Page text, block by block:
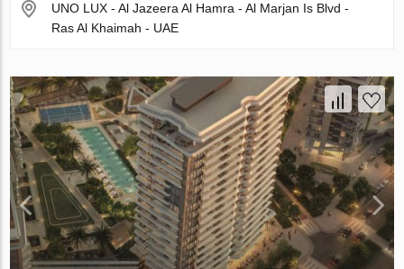
UNO LUX - Al Jazeera Al Hamra - Al Marjan Is Blvd -
Ras Al Khaimah - UAE